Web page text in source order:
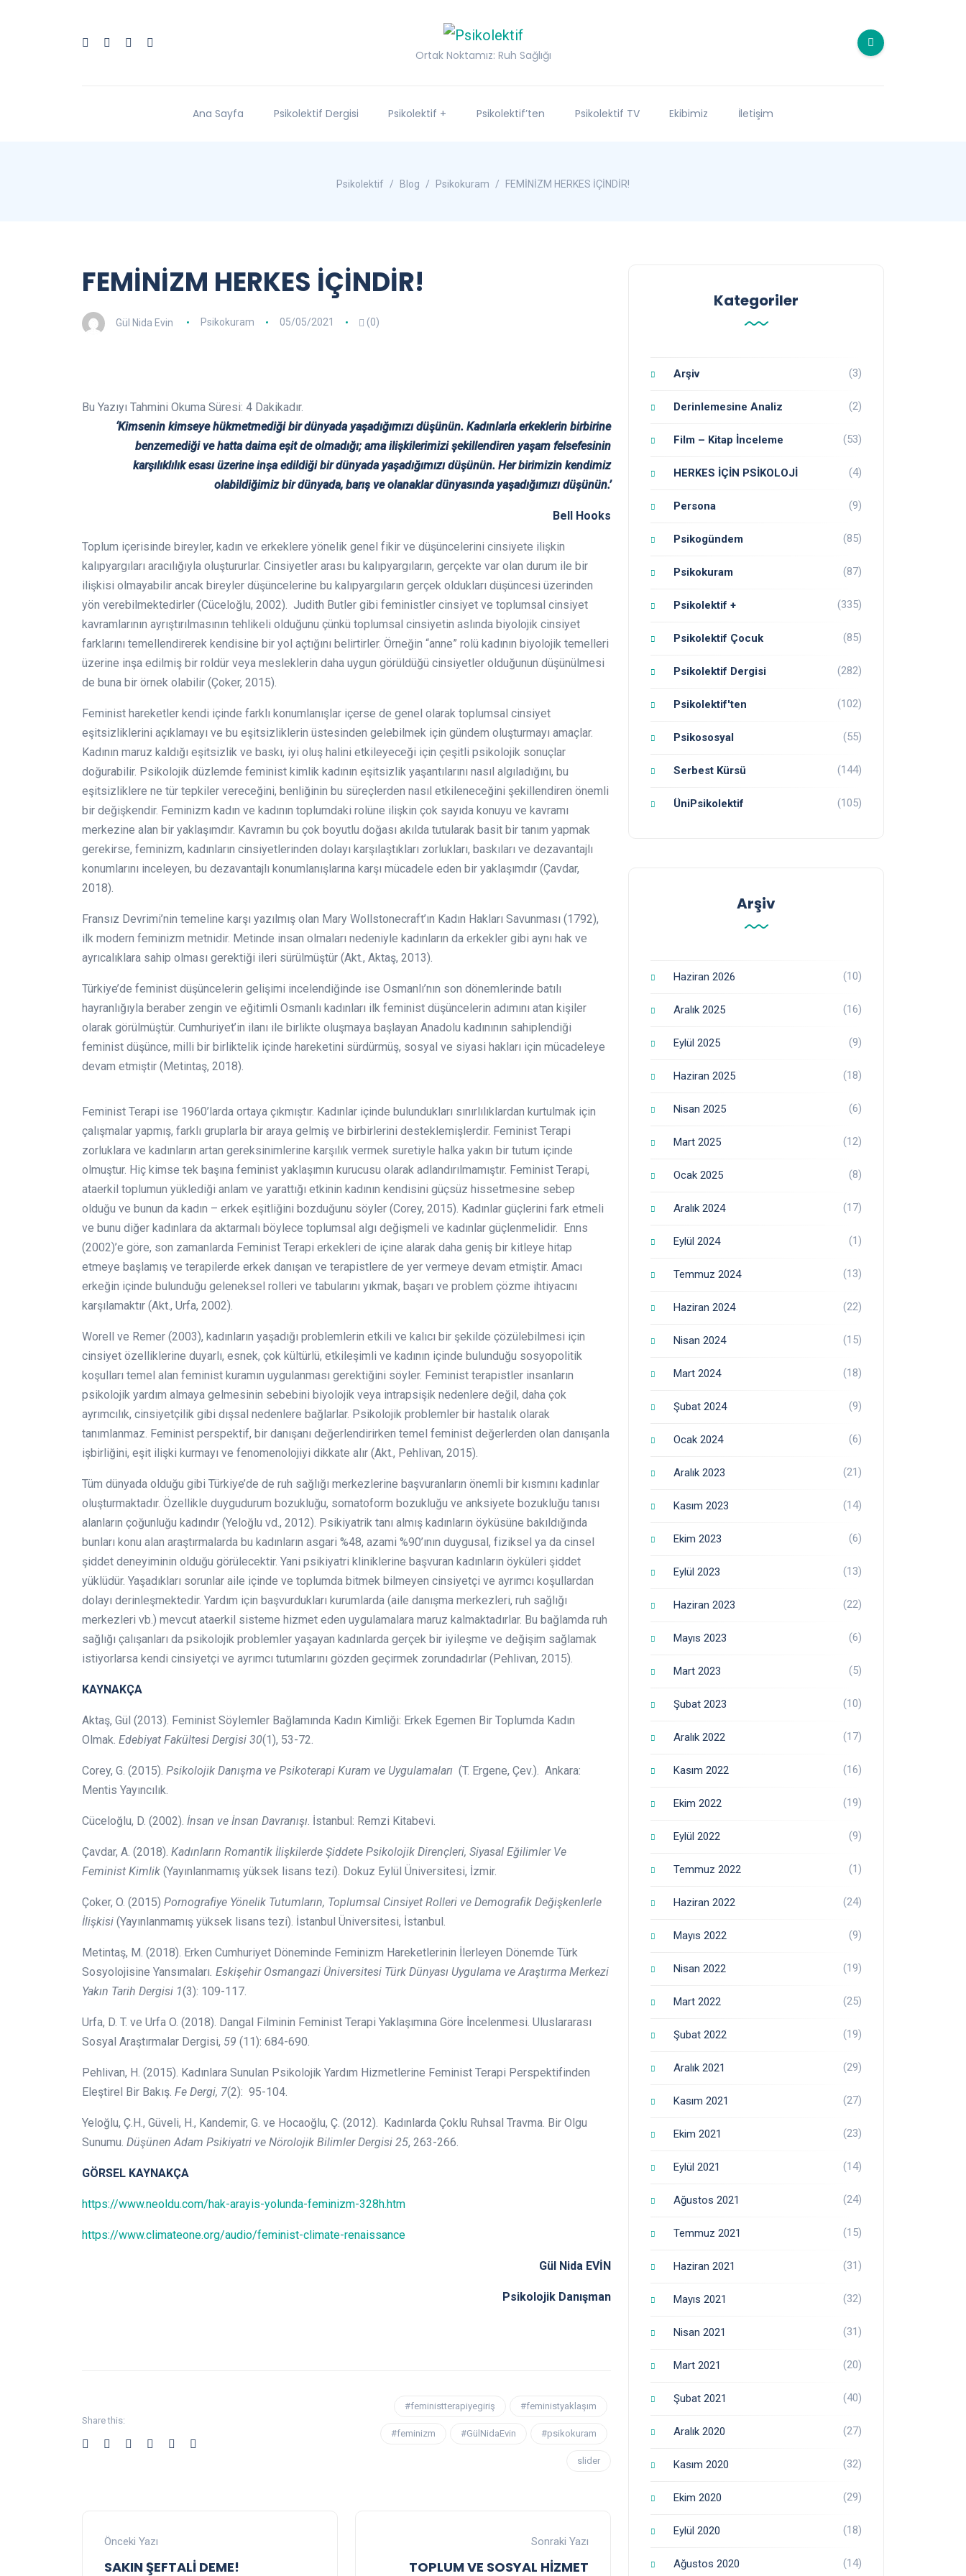
Ortak Noktamız: Ruh Sağlığı
Ana Sayfa Psikolektif Dergisi Psikolektif + Psikolektif’ten Psikolektif TV Ekibimiz İletişim
Psikolektif Blog Psikokuram FEMİNİZM HERKES İÇİNDİR!
FEMİNİZM HERKES İÇİNDİR!
Gül Nida Evin Psikokuram 05/05/2021 (0)
Bu Yazıyı Tahmini Okuma Süresi: 4 Dakikadır.
‘Kimsenin kimseye hükmetmediği bir dünyada yaşadığımızı düşünün. Kadınlarla erkeklerin birbirine
benzemediği ve hatta daima eşit de olmadığı; ama ilişkilerimizi şekillendiren yaşam felsefesinin
karşılıklılık esası üzerine inşa edildiği bir dünyada yaşadığımızı düşünün. Her birimizin kendimiz
olabildiğimiz bir dünyada, barış ve olanaklar dünyasında yaşadığımızı düşünün.’
Bell Hooks
Toplum içerisinde bireyler, kadın ve erkeklere yönelik genel fikir ve düşüncelerini cinsiyete ilişkin
kalıpyargıları aracılığıyla oluştururlar. Cinsiyetler arası bu kalıpyargıların, gerçekte var olan durum ile bir
ilişkisi olmayabilir ancak bireyler düşüncelerine bu kalıpyargıların gerçek oldukları düşüncesi üzerinden
yön verebilmektedirler (Cüceloğlu, 2002). Judith Butler gibi feministler cinsiyet ve toplumsal cinsiyet
kavramlarının ayrıştırılmasının tehlikeli olduğunu çünkü toplumsal cinsiyetin aslında biyolojik cinsiyet
farklarını temellendirerek kendisine bir yol açtığını belirtirler. Örneğin “anne” rolü kadının biyolojik temelleri
üzerine inşa edilmiş bir roldür veya mesleklerin daha uygun görüldüğü cinsiyetler olduğunun düşünülmesi
de buna bir örnek olabilir (Çoker, 2015).
Feminist hareketler kendi içinde farklı konumlanışlar içerse de genel olarak toplumsal cinsiyet
eşitsizliklerini açıklamayı ve bu eşitsizliklerin üstesinden gelebilmek için gündem oluşturmayı amaçlar.
Kadının maruz kaldığı eşitsizlik ve baskı, iyi oluş halini etkileyeceği için çeşitli psikolojik sonuçlar
doğurabilir. Psikolojik düzlemde feminist kimlik kadının eşitsizlik yaşantılarını nasıl algıladığını, bu
eşitsizliklere ne tür tepkiler vereceğini, benliğinin bu süreçlerden nasıl etkileneceğini şekillendiren önemli
bir değişkendir. Feminizm kadın ve kadının toplumdaki rolüne ilişkin çok sayıda konuyu ve kavramı
merkezine alan bir yaklaşımdır. Kavramın bu çok boyutlu doğası akılda tutularak basit bir tanım yapmak
gerekirse, feminizm, kadınların cinsiyetlerinden dolayı karşılaştıkları zorlukları, baskıları ve dezavantajlı
konumlarını inceleyen, bu dezavantajlı konumlanışlarına karşı mücadele eden bir yaklaşımdır (Çavdar,
2018).
Fransız Devrimi’nin temeline karşı yazılmış olan Mary Wollstonecraft’ın Kadın Hakları Savunması (1792),
ilk modern feminizm metnidir. Metinde insan olmaları nedeniyle kadınların da erkekler gibi aynı hak ve
ayrıcalıklara sahip olması gerektiği ileri sürülmüştür (Akt., Aktaş, 2013).
Türkiye’de feminist düşüncelerin gelişimi incelendiğinde ise Osmanlı’nın son dönemlerinde batılı
hayranlığıyla beraber zengin ve eğitimli Osmanlı kadınları ilk feminist düşüncelerin adımını atan kişiler
olarak görülmüştür. Cumhuriyet’in ilanı ile birlikte oluşmaya başlayan Anadolu kadınının sahiplendiği
feminist düşünce, milli bir birliktelik içinde hareketini sürdürmüş, sosyal ve siyasi hakları için mücadeleye
devam etmiştir (Metintaş, 2018).
Feminist Terapi ise 1960’larda ortaya çıkmıştır. Kadınlar içinde bulundukları sınırlılıklardan kurtulmak için
çalışmalar yapmış, farklı gruplarla bir araya gelmiş ve birbirlerini desteklemişlerdir. Feminist Terapi
zorluklara ve kadınların artan gereksinimlerine karşılık vermek suretiyle halka yakın bir tutum içinde
olmuştur. Hiç kimse tek başına feminist yaklaşımın kurucusu olarak adlandırılmamıştır. Feminist Terapi,
ataerkil toplumun yüklediği anlam ve yarattığı etkinin kadının kendisini güçsüz hissetmesine sebep
olduğu ve bunun da kadın – erkek eşitliğini bozduğunu söyler (Corey, 2015). Kadınlar güçlerini fark etmeli
ve bunu diğer kadınlara da aktarmalı böylece toplumsal algı değişmeli ve kadınlar güçlenmelidir. Enns
(2002)’e göre, son zamanlarda Feminist Terapi erkekleri de içine alarak daha geniş bir kitleye hitap
etmeye başlamış ve terapilerde erkek danışan ve terapistlere de yer vermeye devam etmiştir. Amacı
erkeğin içinde bulunduğu geleneksel rolleri ve tabularını yıkmak, başarı ve problem çözme ihtiyacını
karşılamaktır (Akt., Urfa, 2002).
Worell ve Remer (2003), kadınların yaşadığı problemlerin etkili ve kalıcı bir şekilde çözülebilmesi için
cinsiyet özelliklerine duyarlı, esnek, çok kültürlü, etkileşimli ve kadının içinde bulunduğu sosyopolitik
koşulları temel alan feminist kuramın uygulanması gerektiğini söyler. Feminist terapistler insanların
psikolojik yardım almaya gelmesinin sebebini biyolojik veya intrapsişik nedenlere değil, daha çok
ayrımcılık, cinsiyetçilik gibi dışsal nedenlere bağlarlar. Psikolojik problemler bir hastalık olarak
tanımlanmaz. Feminist perspektif, bir danışanı değerlendirirken temel feminist değerlerden olan danışanla
işbirliğini, eşit ilişki kurmayı ve fenomenolojiyi dikkate alır (Akt., Pehlivan, 2015).
Tüm dünyada olduğu gibi Türkiye’de de ruh sağlığı merkezlerine başvuranların önemli bir kısmını kadınlar
oluşturmaktadır. Özellikle duygudurum bozukluğu, somatoform bozukluğu ve anksiyete bozukluğu tanısı
alanların çoğunluğu kadındır (Yeloğlu vd., 2012). Psikiyatrik tanı almış kadınların öyküsüne bakıldığında
bunları konu alan araştırmalarda bu kadınların asgari %48, azami %90’ının duygusal, fiziksel ya da cinsel
şiddet deneyiminin olduğu görülecektir. Yani psikiyatri kliniklerine başvuran kadınların öyküleri şiddet
yüklüdür. Yaşadıkları sorunlar aile içinde ve toplumda bitmek bilmeyen cinsiyetçi ve ayrımcı koşullardan
dolayı derinleşmektedir. Yardım için başvurdukları kurumlarda (aile danışma merkezleri, ruh sağlığı
merkezleri vb.) mevcut ataerkil sisteme hizmet eden uygulamalara maruz kalmaktadırlar. Bu bağlamda ruh
sağlığı çalışanları da psikolojik problemler yaşayan kadınlarda gerçek bir iyileşme ve değişim sağlamak
istiyorlarsa kendi cinsiyetçi ve ayrımcı tutumlarını gözden geçirmek zorundadırlar (Pehlivan, 2015).
KAYNAKÇA
Aktaş, Gül (2013). Feminist Söylemler Bağlamında Kadın Kimliği: Erkek Egemen Bir Toplumda Kadın
Olmak. Edebiyat Fakültesi Dergisi 30(1), 53-72.
Corey, G. (2015). Psikolojik Danışma ve Psikoterapi Kuram ve Uygulamaları (T. Ergene, Çev.). Ankara:
Mentis Yayıncılık.
Cüceloğlu, D. (2002). İnsan ve İnsan Davranışı . İstanbul: Remzi Kitabevi.
Çavdar, A. (2018). Kadınların Romantik İlişkilerde Şiddete Psikolojik Dirençleri, Siyasal Eğilimler Ve
Feminist Kimlik (Yayınlanmamış yüksek lisans tezi). Dokuz Eylül Üniversitesi, İzmir.
Çoker, O. (2015) Pornografiye Yönelik Tutumların, Toplumsal Cinsiyet Rolleri ve Demografik Değişkenlerle
İlişkisi (Yayınlanmamış yüksek lisans tezi). İstanbul Üniversitesi, İstanbul.
Metintaş, M. (2018). Erken Cumhuriyet Döneminde Feminizm Hareketlerinin İlerleyen Dönemde Türk
Sosyolojisine Yansımaları Eskişehir Osmangazi Üniversitesi Türk Dünyası Uygulama ve Araştırma Merkezi
Yakın Tarih Dergisi 1(3): 109-117.
Urfa, D. T. ve Urfa O. (2018). Dangal Filminin Feminist Terapi Yaklaşımına Göre İncelenmesi. Uluslararası
Sosyal Araştırmalar Dergisi, 59 (11): 684-690.
Pehlivan, H. (2015). Kadınlara Sunulan Psikolojik Yardım Hizmetlerine Feminist Terapi Perspektifinden
Eleştirel Bir Bakış. Fe Dergi, 7(2): 95-104.
Yeloğlu, Ç.H., Güveli, H., Kandemir, G. ve Hocaoğlu, Ç. (2012). Kadınlarda Çoklu Ruhsal Travma. Bir Olgu
Sunumu. Düşünen Adam Psikiyatri ve Nörolojik Bilimler Dergisi 25, 263-266.
GÖRSEL KAYNAKÇA
https://www.neoldu.com/hak-arayis-yolunda-feminizm-328h.htm
https://www.climateone.org/audio/feminist-climate-renaissance
Gül Nida EVİN
Psikolojik Danışman
Share this:
#feministterapiyegiriş #feministyaklaşım
#feminizm #GülNidaEvin #psikokuram
slider
Önceki Yazı
SAKIN ŞEFTALİ DEME!
Sonraki Yazı
TOPLUM VE SOSYAL HİZMET
Kategoriler
Arşiv (3)
Derinlemesine Analiz (2)
Film – Kitap İnceleme (53)
HERKES İÇİN PSİKOLOJİ (4)
Persona (9)
Psikogündem (85)
Psikokuram (87)
Psikolektif + (335)
Psikolektif Çocuk (85)
Psikolektif Dergisi (282)
Psikolektif'ten (102)
Psikososyal (55)
Serbest Kürsü (144)
ÜniPsikolektif (105)
Arşiv
Haziran 2026 (10)
Aralık 2025 (16)
Eylül 2025 (9)
Haziran 2025 (18)
Nisan 2025 (6)
Mart 2025 (12)
Ocak 2025 (8)
Aralık 2024 (17)
Eylül 2024 (1)
Temmuz 2024 (13)
Haziran 2024 (22)
Nisan 2024 (15)
Mart 2024 (18)
Şubat 2024 (9)
Ocak 2024 (6)
Aralık 2023 (21)
Kasım 2023 (14)
Ekim 2023 (6)
Eylül 2023 (13)
Haziran 2023 (22)
Mayıs 2023 (6)
Mart 2023 (5)
Şubat 2023 (10)
Aralık 2022 (17)
Kasım 2022 (16)
Ekim 2022 (19)
Eylül 2022 (9)
Temmuz 2022 (1)
Haziran 2022 (24)
Mayıs 2022 (9)
Nisan 2022 (19)
Mart 2022 (25)
Şubat 2022 (19)
Aralık 2021 (29)
Kasım 2021 (27)
Ekim 2021 (23)
Eylül 2021 (14)
Ağustos 2021 (24)
Temmuz 2021 (15)
Haziran 2021 (31)
Mayıs 2021 (32)
Nisan 2021 (31)
Mart 2021 (20)
Şubat 2021 (40)
Aralık 2020 (27)
Kasım 2020 (32)
Ekim 2020 (29)
Eylül 2020 (18)
Ağustos 2020 (14)